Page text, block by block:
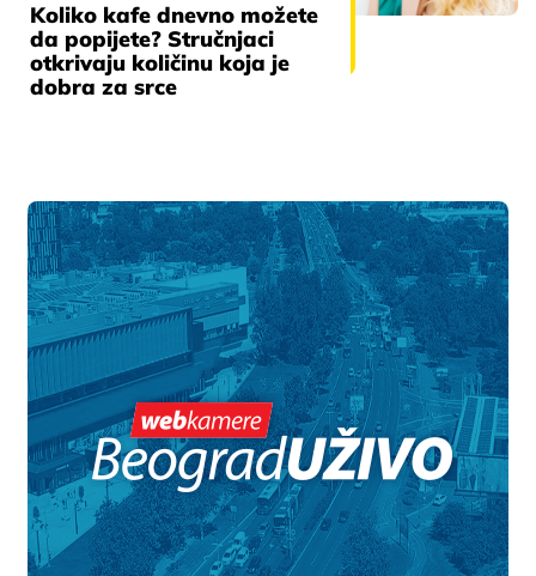
Koliko kafe dnevno možete
da popijete? Stručnjaci
otkrivaju količinu koja je
dobra za srce